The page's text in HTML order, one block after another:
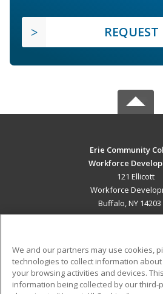
Erie Community
Workforce
121 Ellicott
Workforce
Buffalo, NY 14203
ADDITIONAL
Military
We and our partners may use cookies,
technologies to collect information
your browsing activities and devices.
information being collected by our third-